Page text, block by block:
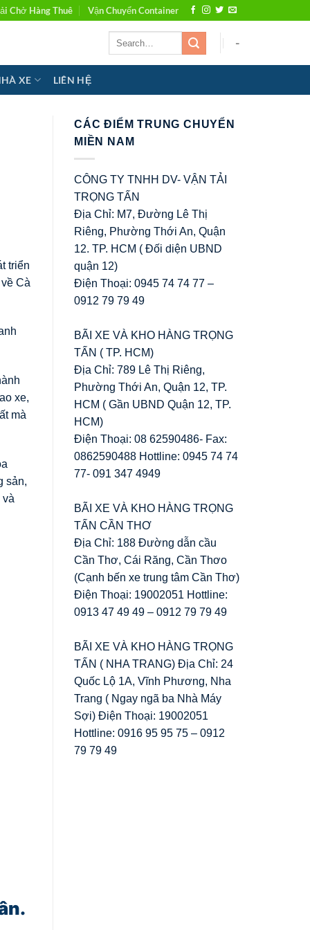
Chở Hàng Thuê Vận Chuyển Container
-
XE LIÊN HỆ
triển
Cà
xe,
mà
sản,
và
CÁC ĐIỂM TRUNG CHUYỂN
MIỀN NAM
CÔNG TY TNHH DV- VẬN TẢI
TRỌNG TẤN
Địa Chỉ: M7, Đường Lê Thị
Riêng, Phường Thới An, Quận
12. TP. HCM ( Đối diện UBND
quận 12)
Điện Thoại: 0945 74 74 77 –
0912 79 79 49
BÃI XE VÀ KHO HÀNG TRỌNG
TẤN ( TP. HCM)
Địa Chỉ: 789 Lê Thị Riêng,
Phường Thới An, Quận 12, TP.
HCM ( Gần UBND Quận 12, TP.
HCM)
Điện Thoại: 08 62590486- Fax:
0862590488 Hottline: 0945 74 74
77- 091 347 4949
BÃI XE VÀ KHO HÀNG TRỌNG
TẤN CẦN THƠ
Địa Chỉ: 188 Đường dẫn cầu
Cần Thơ, Cái Răng, Cần Thơo
(Cạnh bến xe trung tâm Cần Thơ)
Điện Thoại: 19002051 Hottline:
0913 47 49 49 – 0912 79 79 49
BÃI XE VÀ KHO HÀNG TRỌNG
TẤN ( NHA TRANG) Địa Chỉ: 24
Quốc Lộ 1A, Vĩnh Phương, Nha
Trang ( Ngay ngã ba Nhà Máy
Sợi) Điện Thoại: 19002051
Hottline: 0916 95 95 75 – 0912
79 79 49